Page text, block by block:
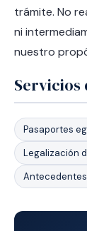
trámite. No
ni
nuestro
Servicios
Pasaportes
Legalización